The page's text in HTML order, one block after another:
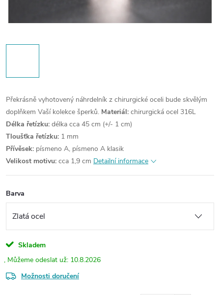
Překrásně vyhotovený náhrdelník z chirurgické oceli bude skvělým
doplňkem Vaší kolekce šperků. Materiál: chirurgická ocel 316L
Délka řetízku: délka cca 45 cm (+/- 1 cm)
Tloušťka řetízku: 1 mm
Přívěsek: písmeno A, písmeno A klasik
Velikost motivu: cca 1,9 cm Detailní informace
Barva
Skladem
10.8.2026
Možnosti doručení